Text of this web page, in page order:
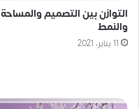
التوازن بين التصميم والمساحة
والنمط
11 يناير، 2021